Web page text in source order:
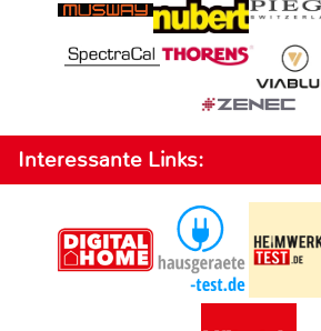
Interessante Links: